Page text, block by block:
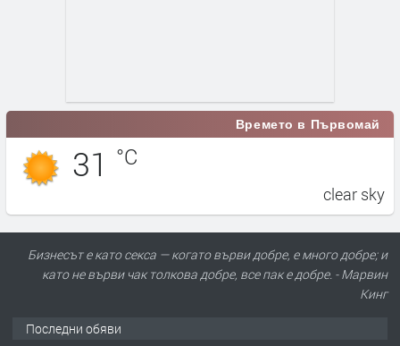
Времето в Първомай
31 °C
clear sky
Бизнесът е като секса — когато върви добре, е много добре; и
като не върви чак толкова добре, все пак е добре. - Марвин
Кинг
Последни обяви